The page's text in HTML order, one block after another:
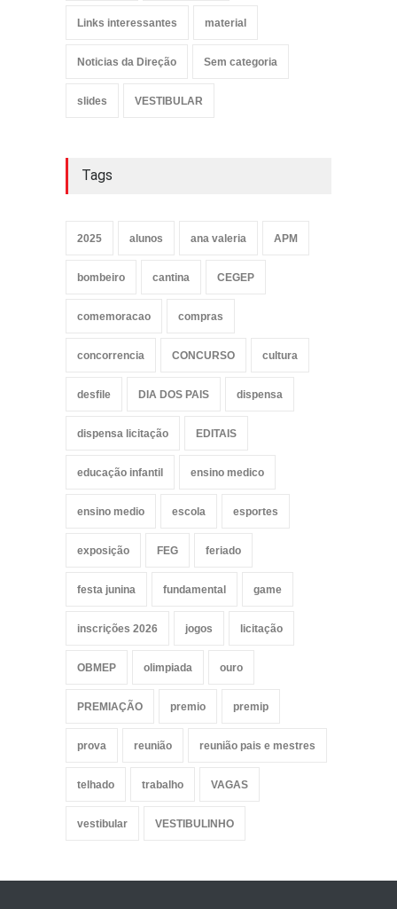
Links interessantes material
Noticias da Direção Sem categoria
slides VESTIBULAR
Tags
2025 alunos ana valeria APM
bombeiro cantina CEGEP
comemoracao compras
concorrencia CONCURSO cultura
desfile DIA DOS PAIS dispensa
dispensa licitação EDITAIS
educação infantil ensino medico
ensino medio escola esportes
exposição FEG feriado
festa junina fundamental game
inscrições 2026 jogos licitação
OBMEP olimpiada ouro
PREMIAÇÃO premio premip
prova reunião reunião pais e mestres
telhado trabalho VAGAS
vestibular VESTIBULINHO